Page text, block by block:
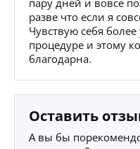
разве что если я
Чувствую себя
процедуре и этому
благодарна.
Оставить
А вы бы